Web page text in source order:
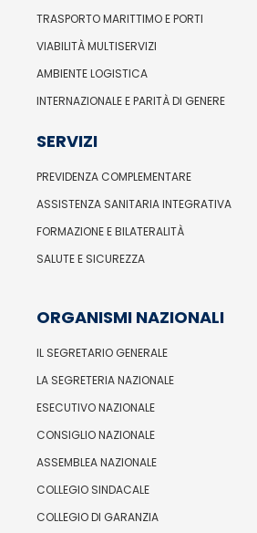
TRASPORTO MARITTIMO E PORTI
VIABILITÀ MULTISERVIZI
AMBIENTE LOGISTICA
INTERNAZIONALE E PARITÀ DI GENERE
SERVIZI
PREVIDENZA COMPLEMENTARE
ASSISTENZA SANITARIA INTEGRATIVA
FORMAZIONE E BILATERALITÀ
SALUTE E SICUREZZA
ORGANISMI NAZIONALI
IL SEGRETARIO GENERALE
LA SEGRETERIA NAZIONALE
ESECUTIVO NAZIONALE
CONSIGLIO NAZIONALE
ASSEMBLEA NAZIONALE
COLLEGIO SINDACALE
COLLEGIO DI GARANZIA